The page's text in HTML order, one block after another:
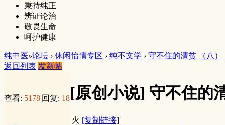
秉持纯正
辨证论治
敬畏生命
呵护健康
纯中医»论坛 › 休闲怡情专区 › 纯不文学 › 守不住的清贫 （八）
返回列表 发新帖
查看: 5178|回复: 18[原创小说] 守不住的
火 [复制链接]